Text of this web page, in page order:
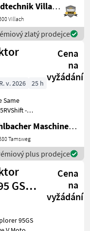
& Go,
s
Landtechnik Villach GmbH
Villach
zlatý prodejce
Cena
na
vyžádání
R. v. 2026
25 h
Same
-
Mühlbacher Maschinen GmbH
Tamsweg
plus prodejce
GS
Cena
na
vyžádání
95GS